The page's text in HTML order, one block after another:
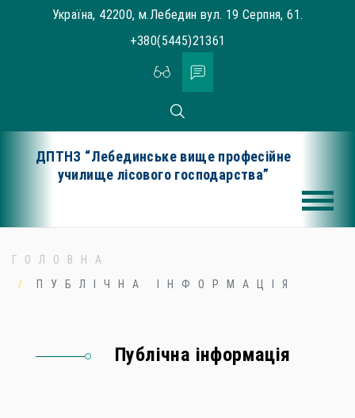
Україна, 42200, м.Лебедин вул. 19 Серпня, 61.
+380(5445)21361
ДПТНЗ “Лебединське вище професійне
училище лісового господарства”
ГОЛОВНА
ПУБЛІЧНА ІНФОРМАЦІЯ
Публічна інформація